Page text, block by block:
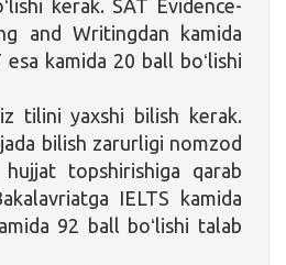
kerak. SAT Evidence-
and Writingdan kamida
esa kamida 20 ball boʻlishi
tilini yaxshi bilish kerak.
bilish zarurligi nomzod
hujjat topshirishiga qarab
IELTS kamida
92 ball boʻlishi talab